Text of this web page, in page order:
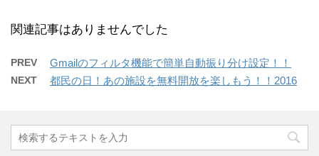
関連記事はありませんでした
PREV Gmailのフィルタ機能で簡単自動振り分け設定！！
NEXT 都民の日！あの施設を無料開放を楽しもう！！2016